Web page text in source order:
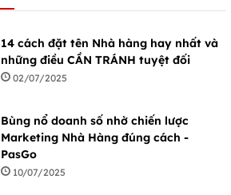
14 cách đặt tên Nhà hàng hay nhất và
những điều CẦN TRÁNH tuyệt đối
02/07/2025
Bùng nổ doanh số nhờ chiến lược
Marketing Nhà Hàng đúng cách -
PasGo
10/07/2025